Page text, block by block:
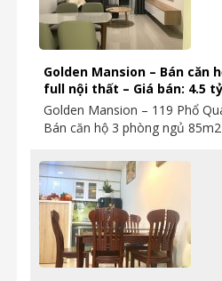
Golden Mansion – Bán căn
full nội thất – Giá bán: 4.5
Golden Mansion – 119 Phổ
Bán căn hộ 3 phòng ngủ